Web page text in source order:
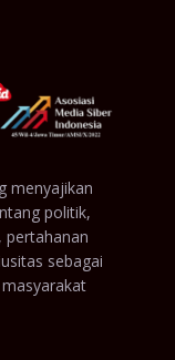
menyajikan
politik,
pertahanan
sebagai